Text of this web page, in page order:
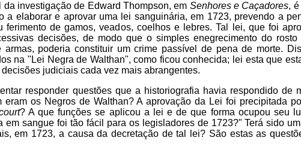
investigação de Edward Thompson, em Senhores e Caçadores,
a elaborar e aprovar uma lei sanguinária, em 1723, prevendo a
de gamos, veados, coelhos e lebres. Tal lei, que foi
decisões, de modo que o simples enegrecimento do
poderia constituir um crime passível de pena de morte.
na "Lei Negra de Walthan", como ficou conhecida; lei esta que
judiciais cada vez mais abrangentes.
responder questões que a historiografia havia respondido de
os Negros de Walthan? A aprovação da Lei foi precipitada
? A que funções se aplicou a lei e de que forma ocupou seu
em sangue foi tão fácil para os legisladores de 1723?" Terá sido
em 1723, a causa da decretação de tal lei? São estas as